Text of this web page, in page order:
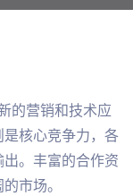
的营销和技术应
核心竞争力，各
。丰富的合作资
市场。